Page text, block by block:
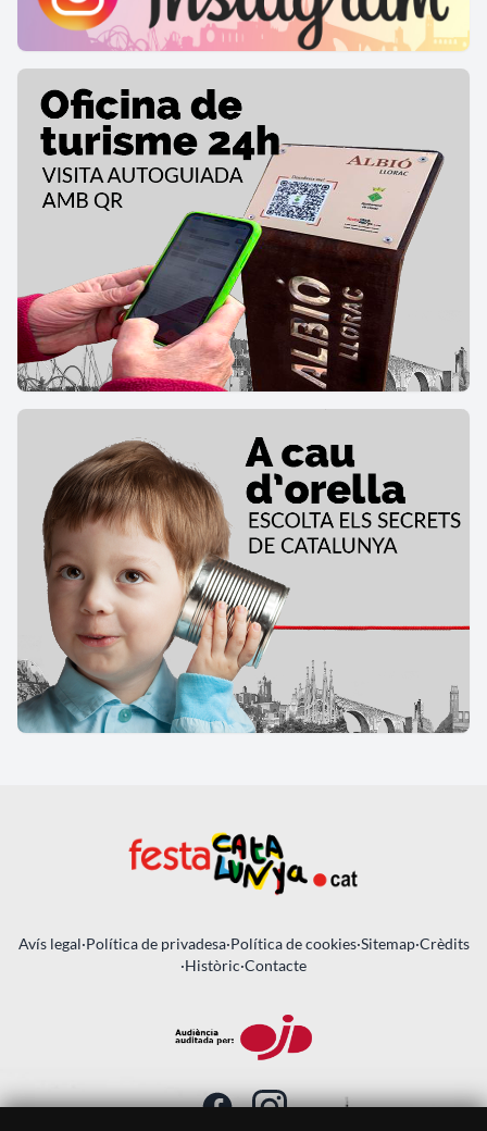
Avís legal·Política de privadesa·Política de cookies·Sitemap·Crèdits
·Històric·Contacte